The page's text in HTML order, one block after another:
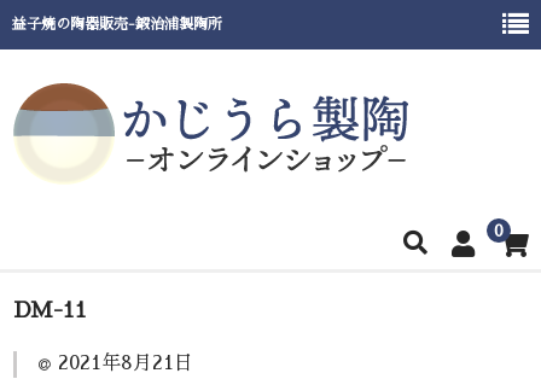
益子焼の陶器販売-鍛治浦製陶所
0
ホーム
商品一覧
DM-11
2021年8月21日